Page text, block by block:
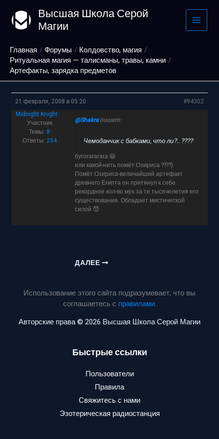
содержимому
Высшая Школа Серой
Магии
Главная Форумы
Колдовство, магия
Ритуальная магия — талисманы, травы, камни
Артефакты, зарядка предметов
21 февраля, 2008 в 05:20
#94302
Midnight Knight
Участник
Темы:8
Ответы: 234
@Shakraпишет:
Чемоданчик с бабками, что ли?.. ????
бугогагагага 😆
или какой-нить помёт Озириса ????)
Помёт Озириса-величайший артефакт
древнего Египта он притянул к себе
рекордное кол-во мух за те тысячелетия его
существования. Обладает мистической
силой 😈
ДАЛЕЕ
Использование этого сайта подразумевает, что вы
соглашаетесь с правилами.
Авторские права © 2026 Высшая Школа Серой Магии
Быстрые ссылки
Пользователи
Правила
Свяжитесь с нами
Эзотерическая радиостанция